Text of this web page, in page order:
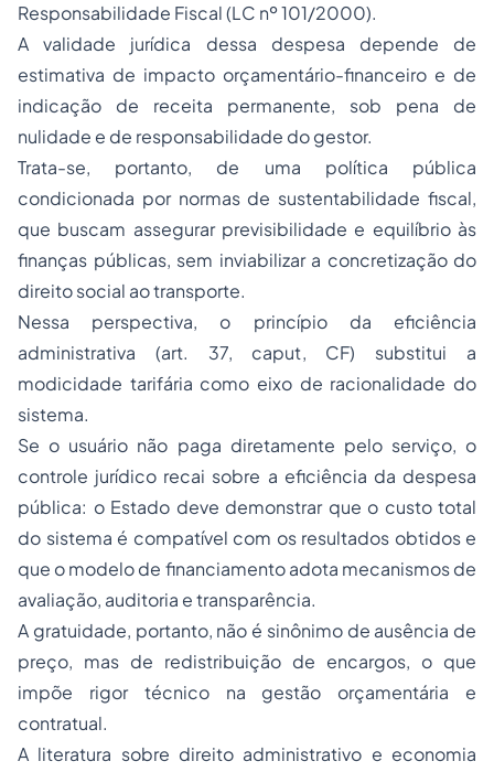
Responsabilidade Fiscal (LC nº 101/2000).
A validade jurídica dessa despesa depende de
estimativa de impacto orçamentário-financeiro e de
indicação de receita permanente, sob pena de
nulidade e de responsabilidade do gestor.
Trata-se, portanto, de uma política pública
condicionada por normas de sustentabilidade fiscal,
que buscam assegurar previsibilidade e equilíbrio às
finanças públicas, sem inviabilizar a concretização do
direito social ao transporte.
Nessa perspectiva, o princípio da eficiência
administrativa (art. 37, caput, CF) substitui a
modicidade tarifária como eixo de racionalidade do
sistema.
Se o usuário não paga diretamente pelo serviço, o
controle jurídico recai sobre a eficiência da despesa
pública: o Estado deve demonstrar que o custo total
do sistema é compatível com os resultados obtidos e
que o modelo de financiamento adota mecanismos de
avaliação, auditoria e transparência.
A gratuidade, portanto, não é sinônimo de ausência de
preço, mas de redistribuição de encargos, o que
impõe rigor técnico na gestão orçamentária e
contratual.
A literatura sobre direito administrativo e economia